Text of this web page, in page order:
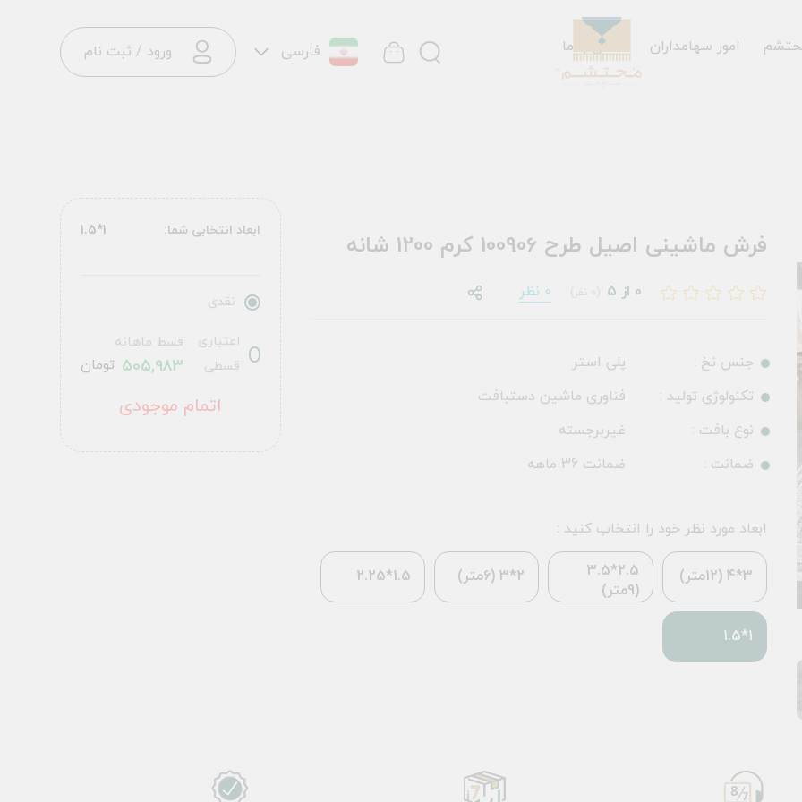
امور سهامداران تماس با ما فارسی ورود / ثبت نام
فرش ماشینی اصیل طرح 100906 کرم 1200 شانه
0 از 5 0 نظر
جنس نخ :
پلی استر
تکنولوژی تولید :
فناوری ماشین دستبافت
نوع بافت :
غیربرجسته
ضمانت :
ضمانت 36 ماهه
ابعاد مورد نظر خود را انتخاب کنید :
3*4 (12متر)
2.5*3.5
(9متر)
2*3 (6متر) 1.5*2.25
1*1.5
ابعاد انتخابی شما: 1*1.5
نقدی
اعتباری
قسطی
قسط ماهانه
505,983 تومان
اتمام موجودی